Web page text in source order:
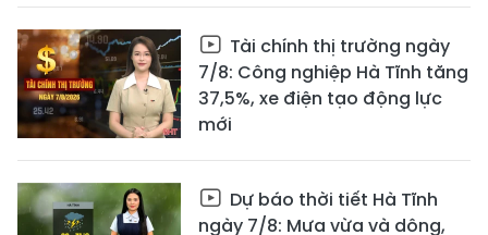
Tài chính thị trường ngày
7/8: Công nghiệp Hà Tĩnh tăng
37,5%, xe điện tạo động lực
mới
Dự báo thời tiết Hà Tĩnh
ngày 7/8: Mưa vừa và dông,